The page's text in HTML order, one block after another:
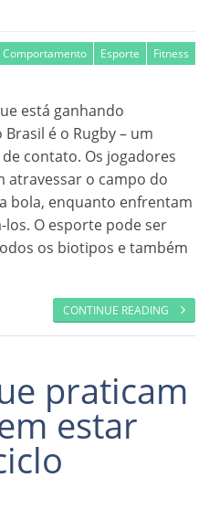
Comportamento Esporte Fitness
está ganhando
é o Rugby – um
contato. Os jogadores
atravessar o campo do
bola, enquanto enfrentam
O esporte pode ser
os biotipos e também
CONTINUE READING
praticam
estar